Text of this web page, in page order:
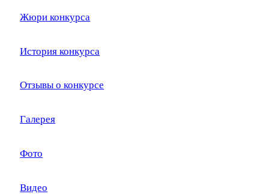
Жюри конкурса
История конкурса
Отзывы о конкурсе
Галерея
Фото
Видео